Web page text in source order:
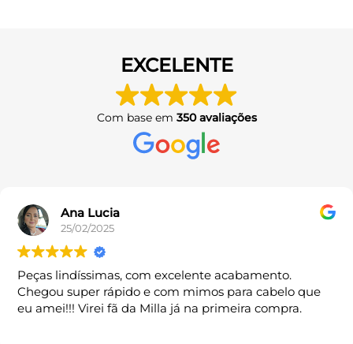
podem
ser
escolhidas
EXCELENTE
Com base em 350 avaliações
Ana Lucia
25/02/2025
Peças lindíssimas, com excelente acabamento.
Chegou super rápido e com mimos para cabelo que
eu amei!!! Virei fã da Milla já na primeira compra.